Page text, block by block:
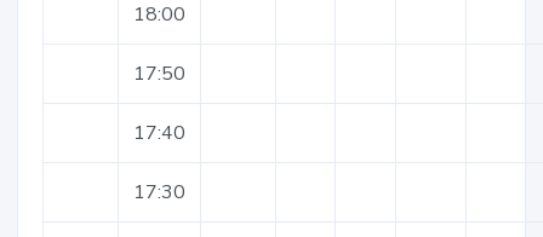
18:00
17:50
17:40
17:30